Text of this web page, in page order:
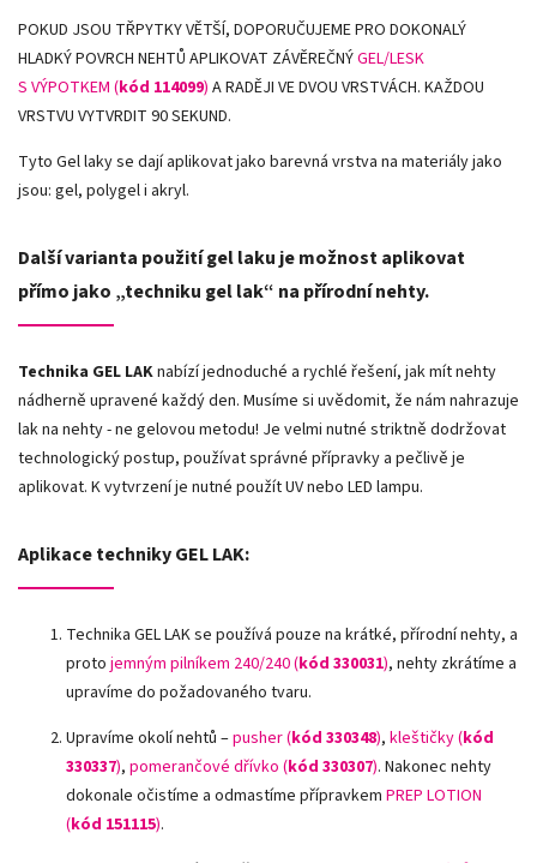
POKUD JSOU TŘPYTKY VĚTŠÍ, DOPORUČUJEME PRO DOKONALÝ
HLADKÝ POVRCH NEHTŮ APLIKOVAT ZÁVĚREČNÝGEL/LESK
S VÝPOTKEM (kód 114099) A RADĚJI VE DVOU VRSTVÁCH. KAŽDOU
VRSTVU VYTVRDIT 90 SEKUND.
Tyto Gel laky se dají aplikovat jako barevná vrstva na materiály jako
jsou: gel, polygel i akryl.
Další varianta použití gel laku je možnost aplikovat
přímo jako „techniku gel lak“ na přírodní nehty.
Technika GEL LAKnabízí jednoduché a rychlé řešení, jak mít nehty
nádherně upravené každý den. Musíme si uvědomit, že nám nahrazuje
lak na nehty - ne gelovou metodu! Je velmi nutné striktně dodržovat
technologický postup, používat správné přípravky a pečlivě je
aplikovat. K vytvrzení je nutné použít UV nebo LED lampu.
Aplikace techniky GEL LAK:
Technika GEL LAK se používá pouze na krátké, přírodní nehty, a
proto jemným pilníkem 240/240 (kód 330031), nehty zkrátíme a
upravíme do požadovaného tvaru.
Upravíme okolí nehtů –pusher (kód 330348), kleštičky (kód
330337), pomerančové dřívko (kód 330307). Nakonec nehty
dokonale očistíme a odmastíme přípravkem PREP LOTION
(kód 151115).